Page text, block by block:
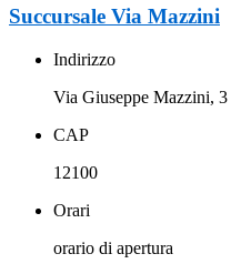
Succursale Via Mazzini
Indirizzo
Via Giuseppe Mazzini, 3
CAP
12100
Orari
orario di apertura